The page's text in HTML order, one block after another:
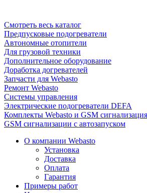
Смотреть весь каталог
Предпусковые подогреватели
Автономные отопители
Для грузовой техники
Дополнительное оборудование
Доработка догревателей
Запчасти для Webasto
Ремонт Webasto
Системы управления
Электрические подогреватели DEFA
Комплекты Webasto и GSM сигнализация
GSM сигнализации с автозапуском
О компании Webasto
Установка
Доставка
Оплата
Гарантия
Примеры работ